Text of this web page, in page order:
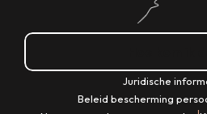
Juridische
Beleid bescherming